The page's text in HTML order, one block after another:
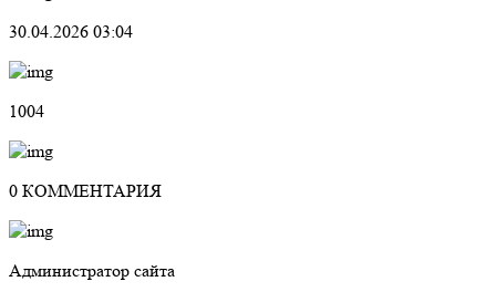
30.04.2026 03:04
1004
0 КОММЕНТАРИЯ
Администратор сайта